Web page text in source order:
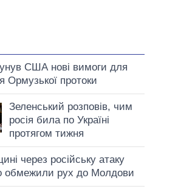
США нові вимоги для
Ормузької протоки
Зеленський розповів, чим
росія била по Україні
протягом тижня
через російську атаку
обмежили рух до Молдови